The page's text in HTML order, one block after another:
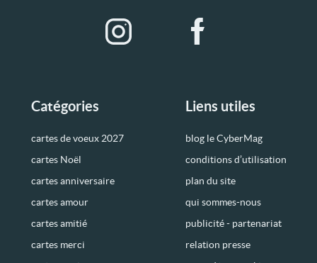
Catégories
cartes de voeux 2027
cartes Noël
cartes anniversaire
cartes amour
cartes amitié
cartes merci
Liens utiles
blog le CyberMag
conditions d’utilisation
plan du site
qui sommes-nous
publicité - partenariat
relation presse